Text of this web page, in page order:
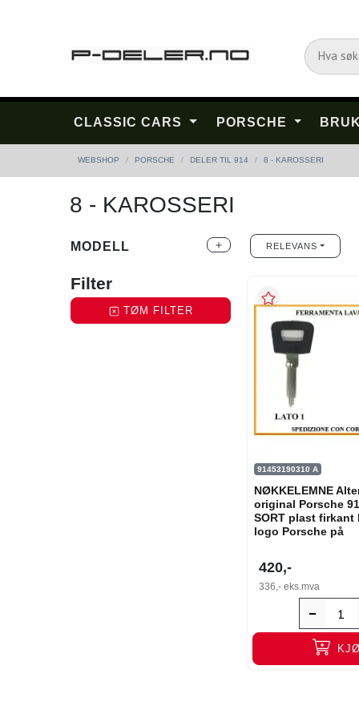
CLASSIC CARS PORSCHE
WEBSHOP PORSCHE DELER TIL 914 8 - KAROSSERI
8 - KAROSSERI
add
MODELL
Filter
TØM FILTER
RELEVANS
91453190310 A
NØKKELEMNE
original Porsche
SORT plast firkant
logo Porsche på
420,-
336,- eks.mva